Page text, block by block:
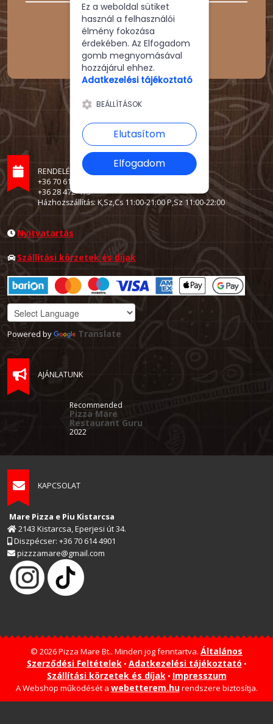
RENDELÉSFELVÉTEL
+36 70 614 4901
+36 28 472-473
Házhozszállítás: K,Sz,Cs 11:00-21:00 P,Sz 11:00-22:00
Nyitvatartás
Szállítási körzetek és díjak
Powered by Translate
AJÁNLATUNK
Recommended
Pizza Mare
Restaurant Guru
2022
KAPCSOLAT
Mare Pizza e Piu Kistarcsa
2143 Kistarcsa, Eperjesi út 34.
Diszpécser: +36 70 614 4901
pizzzamare@gmail.com
© 2026 Pizza Mare Bt.. Minden jog fenntartva. Általános
Szerződési Feltételek• Adatkezelési tájékoztató •
Szállítási körzetek és díjak• Impresszum
A Webshop működését a webetterem.hurendszere biztosítja.
Ez a weboldal sütiket
használ a felhasználói
élmény fokozása
érdekében. Az Elfogadom
gomb megnyomásával
hozzájárul ehhez.
Adatkezelési tájékoztató
BEÁLLÍTÁSOK
Elutasítom
Elfogadom